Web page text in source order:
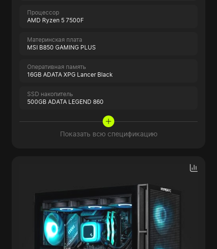
Процессор
AMD Ryzen 5 7500F
Материнская плата
MSI B850 GAMING PLUS
Оперативная память
16GB ADATA XPG Lancer Black
SSD накопитель
500GB ADATA LEGEND 860
Показать всю спецификацию